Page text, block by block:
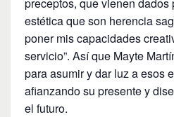
estética que son herencia
poner mis capacidades
servicio”. Así que Mayte
para asumir y dar luz a esos
afianzando su presente y
el futuro.